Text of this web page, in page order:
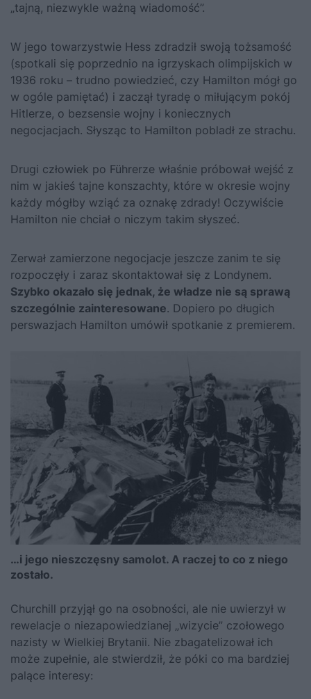
„tajną, niezwykle ważną wiadomość”.
W jego towarzystwie Hess zdradził swoją tożsamość
(spotkali się poprzednio na igrzyskach olimpijskich w
1936 roku – trudno powiedzieć, czy Hamilton mógł go
w ogóle pamiętać) i zaczął tyradę o miłującym pokój
Hitlerze, o bezsensie wojny i koniecznych
negocjacjach. Słysząc to Hamilton pobladł ze strachu.
Drugi człowiek po Führerze właśnie próbował wejść z
nim w jakieś tajne konszachty, które w okresie wojny
każdy mógłby wziąć za oznakę zdrady! Oczywiście
Hamilton nie chciał o niczym takim słyszeć.
Zerwał zamierzone negocjacje jeszcze zanim te się
rozpoczęły i zaraz skontaktował się z Londynem.
Szybko okazało się jednak, że władze nie są sprawą
szczególnie zainteresowane. Dopiero po długich
perswazjach Hamilton umówił spotkanie z premierem.
…i jego nieszczęsny samolot. A raczej to co z niego
zostało.
Churchill przyjął go na osobności, ale nie uwierzył w
rewelacje o niezapowiedzianej „wizycie” czołowego
nazisty w Wielkiej Brytanii. Nie zbagatelizował ich
może zupełnie, ale stwierdził, że póki co ma bardziej
palące interesy: